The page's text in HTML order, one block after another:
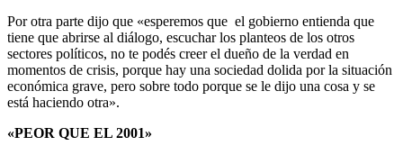
Por otra parte dijo que «esperemos que el gobierno entienda que
tiene que abrirse al diálogo, escuchar los planteos de los otros
sectores políticos, no te podés creer el dueño de la verdad en
momentos de crisis, porque hay una sociedad dolida por la situación
económica grave, pero sobre todo porque se le dijo una cosa y se
está haciendo otra».
«PEOR QUE EL 2001»